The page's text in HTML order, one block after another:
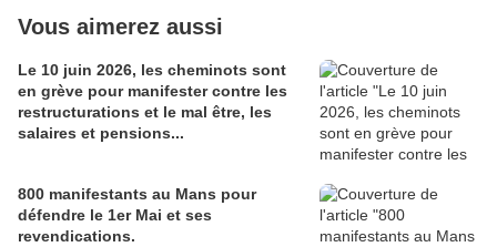
Vous aimerez aussi
Le 10 juin 2026, les cheminots sont
en grève pour manifester contre les
restructurations et le mal être, les
salaires et pensions...
800 manifestants au Mans pour
défendre le 1er Mai et ses
revendications.